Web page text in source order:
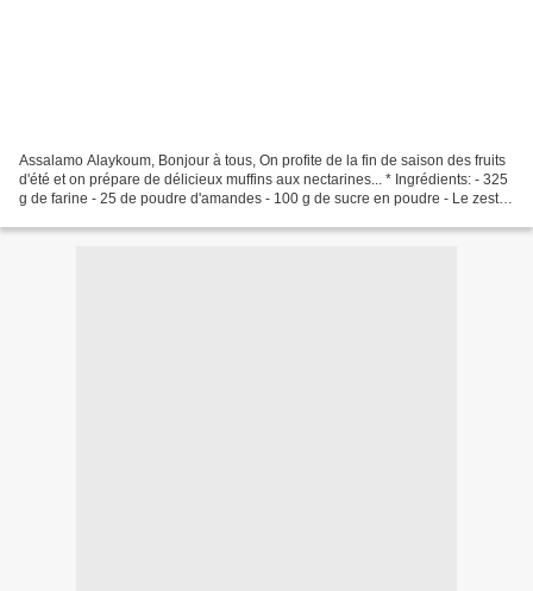
Assalamo Alaykoum, Bonjour à tous, On profite de la fin de saison des fruits
d'été et on prépare de délicieux muffins aux nectarines... * Ingrédients: - 325
g de farine - 25 de poudre d'amandes - 100 g de sucre en poudre - Le zeste